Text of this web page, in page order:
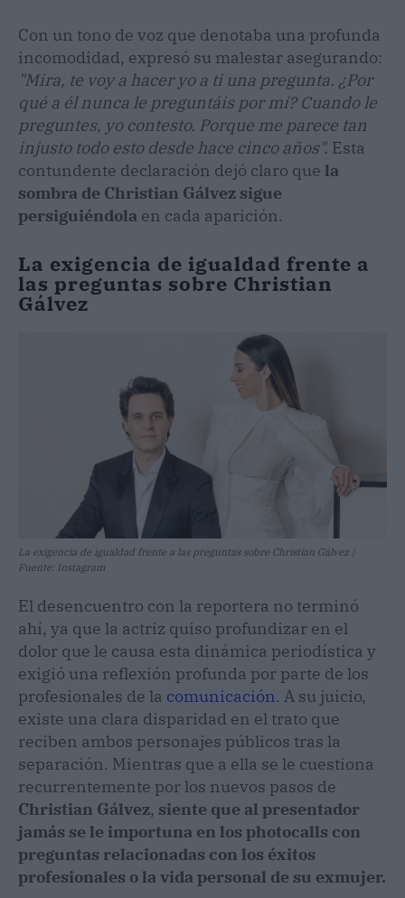
Con un tono de voz que denotaba una profunda
incomodidad, expresó su malestar asegurando:
"Mira, te voy a hacer yo a ti una pregunta. ¿Por
qué a él nunca le preguntáis por mí? Cuando le
preguntes, yo contesto. Porque me parece tan
injusto todo esto desde hace cinco años". Esta
contundente declaración dejó claro que la
sombra de Christian Gálvez sigue
persiguiéndola en cada aparición.
La exigencia de igualdad frente a
las preguntas sobre Christian
Gálvez
La exigencia de igualdad frente a las preguntas sobre Christian Gálvez |
Fuente: Instagram
El desencuentro con la reportera no terminó
ahí, ya que la actriz quiso profundizar en el
dolor que le causa esta dinámica periodística y
exigió una reflexión profunda por parte de los
profesionales de la comunicación. A su juicio,
existe una clara disparidad en el trato que
reciben ambos personajes públicos tras la
separación. Mientras que a ella se le cuestiona
recurrentemente por los nuevos pasos de
Christian Gálvez, siente que al presentador
jamás se le importuna en los photocalls con
preguntas relacionadas con los éxitos
profesionales o la vida personal de su exmujer.